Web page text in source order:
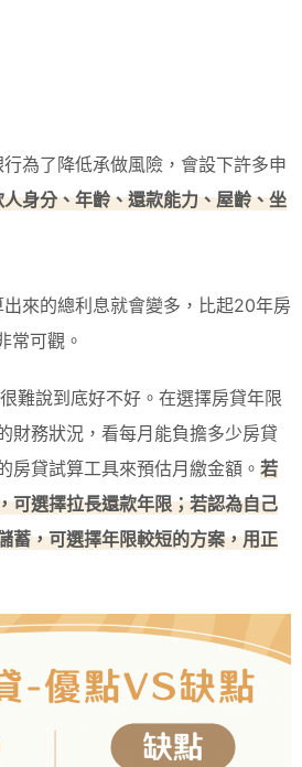
為了降低承做風險，會設下許多申
人身分、年齡、還款能力、屋齡、坐
來的總利息就會變多，比起20年房
常可觀。
難說到底好不好。在選擇房貸年限
財務狀況，看每月能負擔多少房貸
房貸試算工具來預估月繳金額。 若
可選擇拉長還款年限；若認為自己
蓄，可選擇年限較短的方案，用正